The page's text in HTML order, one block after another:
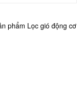
phẩm Lọc gió động cơ